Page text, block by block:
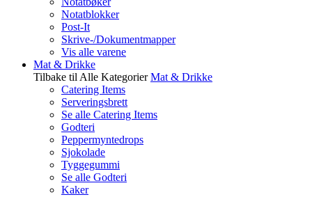
Notatblokker
Post-It
Skrive-/Dokumentmapper
Vis alle varene
Mat & Drikke
Tilbake til Alle Kategorier Mat & Drikke
Catering Items
Serveringsbrett
Se alle Catering Items
Godteri
Peppermyntedrops
Sjokolade
Tyggegummi
Se alle Godteri
Kaker